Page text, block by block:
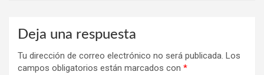
Deja una respuesta
Tu dirección de correo electrónico no será publicada. Los
campos obligatorios están marcados con *